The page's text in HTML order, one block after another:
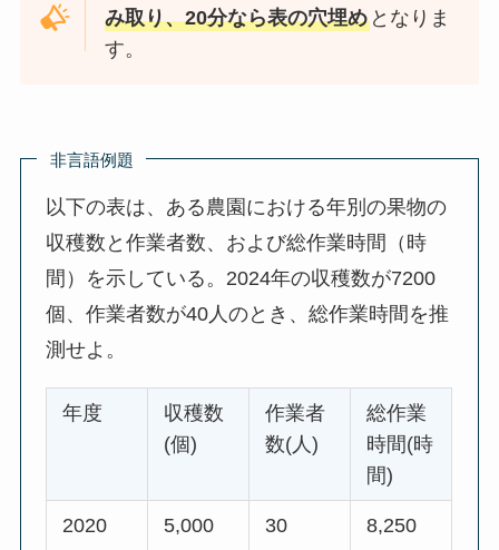
み取り、20分なら表の穴埋め となりま
す。
非言語例題
以下の表は、ある農園における年別の果物の
収穫数と作業者数、および総作業時間（時
間）を示している。2024年の収穫数が7200
個、作業者数が40人のとき、総作業時間を推
測せよ。
年度
収穫数
(個)
作業者
数(人)
総作業
時間(時
間)
2020 5,000 30 8,250